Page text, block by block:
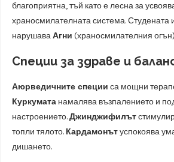
благоприятна, тъй като е лесна за
храносмилателната система. Студената
нарушаваАгни (храносмилателния
Специи за здраве и
Аюрведичните специи са мощни
Куркумата намалява възпалението и
настроението.Джинджифилът
топли тялото. Кардамонътуспокоява
дишането.